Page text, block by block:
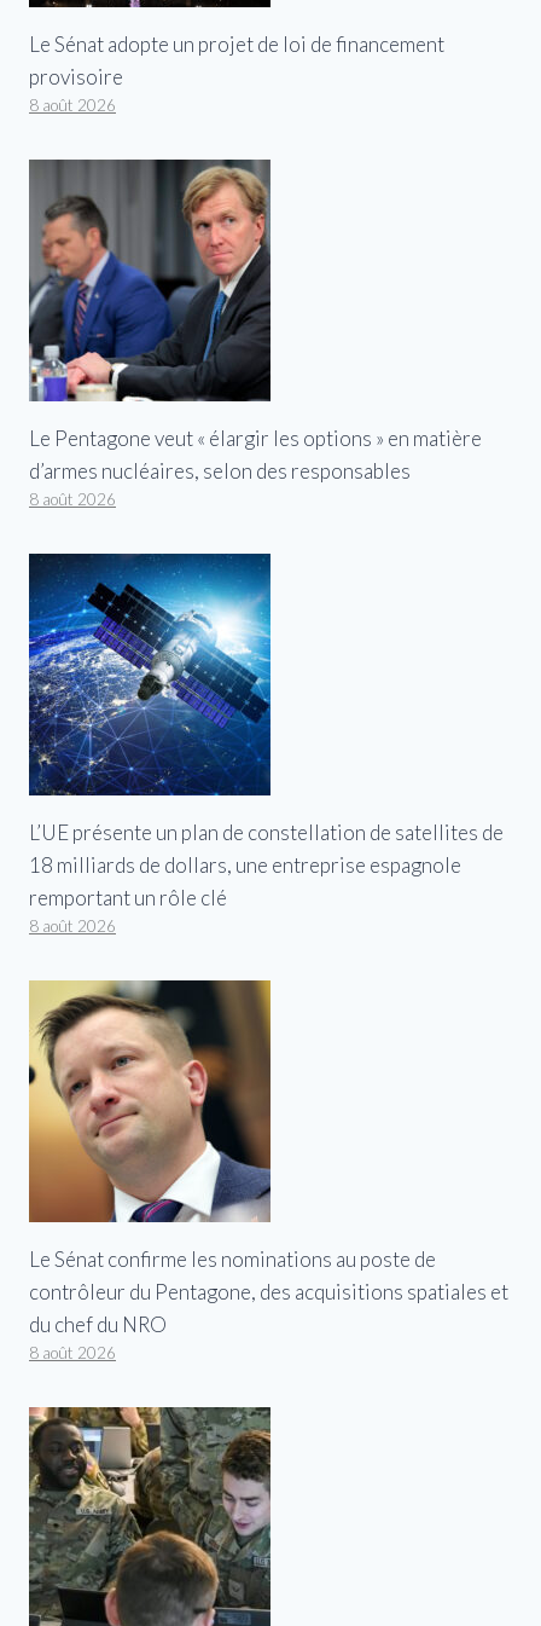
Le Sénat adopte un projet de loi de financement
provisoire
8 août 2026
Le Pentagone veut « élargir les options » en matière
d’armes nucléaires, selon des responsables
8 août 2026
L’UE présente un plan de constellation de satellites de
18 milliards de dollars, une entreprise espagnole
remportant un rôle clé
8 août 2026
Le Sénat confirme les nominations au poste de
contrôleur du Pentagone, des acquisitions spatiales et
du chef du NRO
8 août 2026